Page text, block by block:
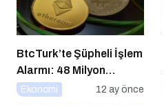
BtcTurk’te Şüpheli İşlem
Alarmı: 48 Milyon
Dolarlık Çıkış İddiası
Ekonomi 12 ay önce